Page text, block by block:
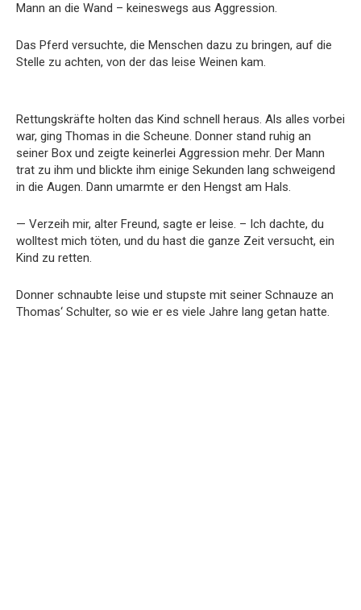
Mann an die Wand – keineswegs aus Aggression.
Das Pferd versuchte, die Menschen dazu zu bringen, auf die
Stelle zu achten, von der das leise Weinen kam.
Rettungskräfte holten das Kind schnell heraus. Als alles vorbei
war, ging Thomas in die Scheune. Donner stand ruhig an
seiner Box und zeigte keinerlei Aggression mehr. Der Mann
trat zu ihm und blickte ihm einige Sekunden lang schweigend
in die Augen. Dann umarmte er den Hengst am Hals.
— Verzeih mir, alter Freund, sagte er leise. – Ich dachte, du
wolltest mich töten, und du hast die ganze Zeit versucht, ein
Kind zu retten.
Donner schnaubte leise und stupste mit seiner Schnauze an
Thomas‘ Schulter, so wie er es viele Jahre lang getan hatte.